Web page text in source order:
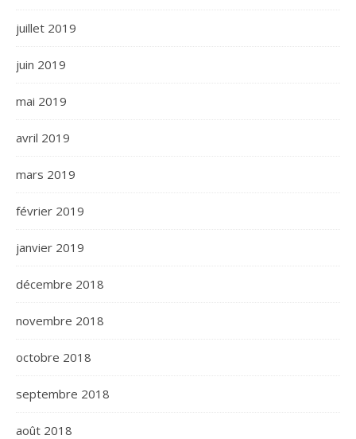
juillet 2019
juin 2019
mai 2019
avril 2019
mars 2019
février 2019
janvier 2019
décembre 2018
novembre 2018
octobre 2018
septembre 2018
août 2018